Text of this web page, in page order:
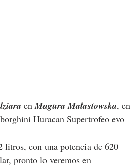
en Magura Małastowska, en
Huracan Supertrofeo evo
litros, con una potencia de 620
pronto lo veremos en